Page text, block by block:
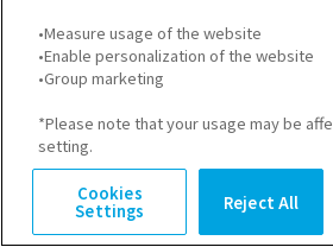
で給与が決まります。よって、
や経験を有していない社員に
行にともない減給や降格を命
もしれません。
そのため、今の給与や地位を
•Measure usage of the website
•Enable personalization of the website
•Group marketing
*Please note that your usage may be
setting.
Cookies
Settings Reject All